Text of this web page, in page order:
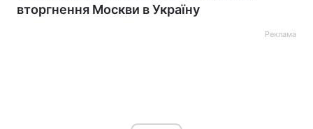
вторгнення Москви в Україну
Реклама